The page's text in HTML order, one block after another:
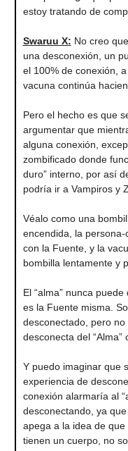
estoy tratando de
Swaruu X: No creo
una desconexión, un
el 100% de conexión,
vacuna continúa
Pero el hecho es que
argumentar que
alguna conexión,
zombificado donde
duro” interno, por así
podría ir a Vampiros y
Véalo como una
encendida, la
con la Fuente, y la
bombilla lentamente y
El “alma” nunca
es la Fuente misma.
desconectado, pero
desconecta del
Y puedo imaginar que
experiencia de
conexión alarmaría al
desconectando, ya
apega a la idea de
tienen un cuerpo, no